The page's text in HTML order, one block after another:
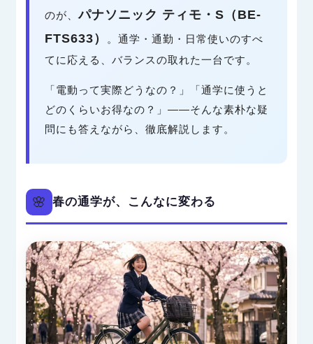
のが、パナソニック ティモ・S（BE-
FTS633）
。通学・通勤・日常使いのすべ
てに応える、バランスの取れた一台です。
「電動って実際どうなの？」「通学に使うと
どのくらいお得なの？」——そんな素朴な疑
問にも答えながら、徹底解説します。
🌸 春の通学が、こんなに変わる